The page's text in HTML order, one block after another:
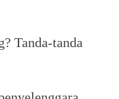
Tanda-tanda